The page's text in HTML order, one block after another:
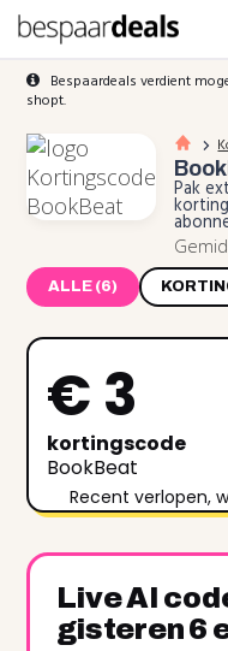
Bespaardeals verdient
shopt.
Pak
ALLE (6)
€ 3
kortingscode
BookBeat
Recent verlopen,
Live AI
gisteren 6